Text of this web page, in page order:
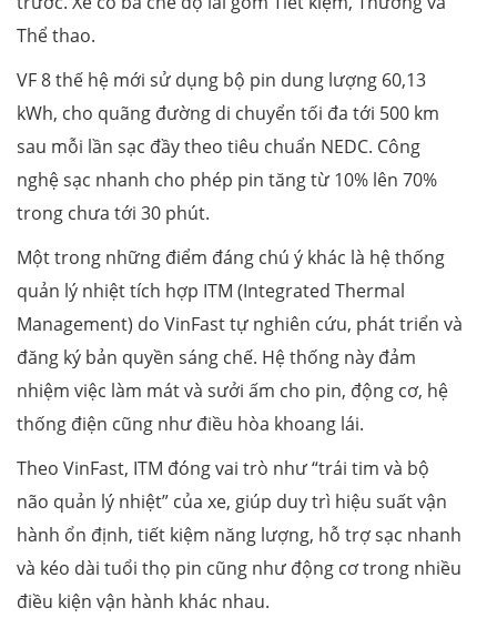
Thể thao.
VF 8 thế hệ mới sử dụng bộ pin dung lượng 60,13
kWh, cho quãng đường di chuyển tối đa tới 500 km
sau mỗi lần sạc đầy theo tiêu chuẩn NEDC. Công
nghệ sạc nhanh cho phép pin tăng từ 10% lên 70%
trong chưa tới 30 phút.
Một trong những điểm đáng chú ý khác là hệ thống
quản lý nhiệt tích hợp ITM (Integrated Thermal
Management) do VinFast tự nghiên cứu, phát triển và
đăng ký bản quyền sáng chế. Hệ thống này đảm
nhiệm việc làm mát và sưởi ấm cho pin, động cơ, hệ
thống điện cũng như điều hòa khoang lái.
Theo VinFast, ITM đóng vai trò như “trái tim và bộ
não quản lý nhiệt” của xe, giúp duy trì hiệu suất vận
hành ổn định, tiết kiệm năng lượng, hỗ trợ sạc nhanh
và kéo dài tuổi thọ pin cũng như động cơ trong nhiều
điều kiện vận hành khác nhau.